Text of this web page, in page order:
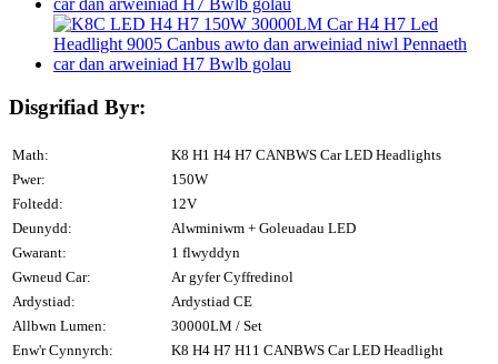
Disgrifiad Byr:
Math:
K8 H1 H4 H7 CANBWS Car LED Headlights
Pwer:
150W
Foltedd:
12V
Deunydd:
Alwminiwm + Goleuadau LED
Gwarant:
1 flwyddyn
Gwneud Car:
Ar gyfer Cyffredinol
Ardystiad:
Ardystiad CE
Allbwn Lumen:
30000LM / Set
Enw'r Cynnyrch:
K8 H4 H7 H11 CANBWS Car LED Headlight